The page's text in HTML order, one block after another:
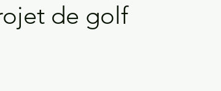
de golf